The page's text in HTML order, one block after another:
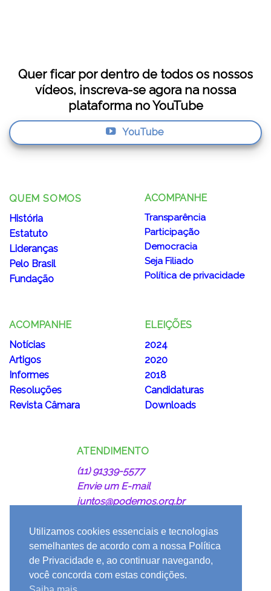
Quer ficar por dentro de todos os nossos
vídeos, inscreva-se agora na nossa
plataforma no YouTube
YouTube
QUEM SOMOS
História
Estatuto
Lideranças
Pelo Brasil
Fundação
ACOMPANHE
Transparência
Participação
Democracia
Seja Filiado
Política de privacidade
ACOMPANHE
Notícias
Artigos
Informes
Resoluções
Revista Câmara
ELEIÇÕES
2024
2020
2018
Candidaturas
Downloads
ATENDIMENTO
(11) 91339-5577
Envie um E-mail
juntos@podemos.org.br
Utilizamos cookies essenciais e tecnologias
semelhantes de acordo com a nossa Política
de Privacidade e, ao continuar navegando,
você concorda com estas condições.